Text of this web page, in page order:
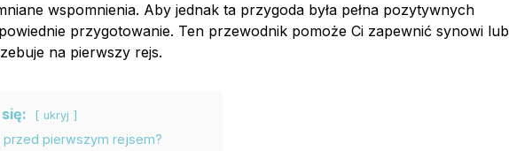
wspomnienia. Aby jednak ta przygoda była pełna pozytywnych
przygotowanie. Ten przewodnik pomoże Ci zapewnić synowi lub
na pierwszy rejs.
ukryj
pierwszym rejsem?